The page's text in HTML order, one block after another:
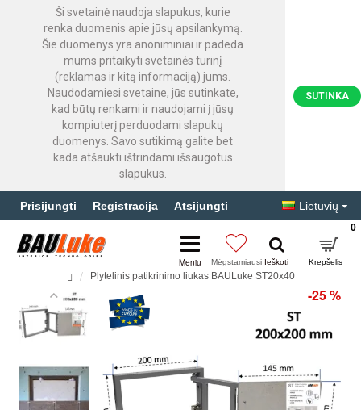
Ši svetainė naudoja slapukus, kurie
renka duomenis apie jūsų apsilankymą.
Šie duomenys yra anoniminiai ir padeda
mums pritaikyti svetainės turinį
(reklamas ir kitą informaciją) jums.
Naudodamiesi svetaine, jūs sutinkate,
kad būtų renkami ir naudojami į jūsų
kompiuterį perduodami slapukų
duomenys. Savo sutikimą galite bet
kada atšaukti ištrindami išsaugotus
slapukus.
SUTINKA
Prisijungti Registracija Atsijungti Lietuvių
0
Plytelinis patikrinimo liukas BAULuke ST20x40
-25 %